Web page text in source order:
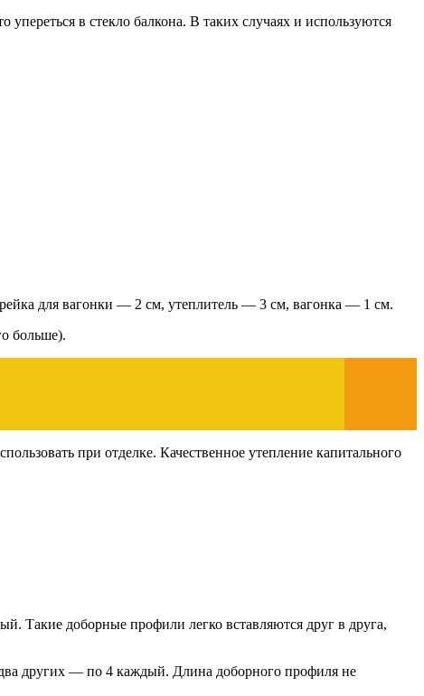
в стекло балкона. В таких случаях и используются
для вагонки — 2 см, утеплитель — 3 см, вагонка — 1 см.
больше).
при отделке. Качественное утепление капитального
Такие доборные профили легко вставляются друг в друга,
других — по 4 каждый. Длина доборного профиля не